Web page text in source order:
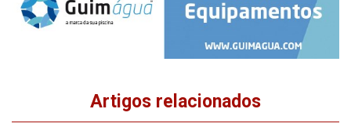
Artigos relacionados